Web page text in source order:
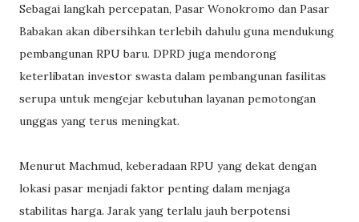
Sebagai langkah percepatan, Pasar Wonokromo dan Pasar
Babakan akan dibersihkan terlebih dahulu guna mendukung
pembangunan RPU baru. DPRD juga mendorong
keterlibatan investor swasta dalam pembangunan fasilitas
serupa untuk mengejar kebutuhan layanan pemotongan
unggas yang terus meningkat.
Menurut Machmud, keberadaan RPU yang dekat dengan
lokasi pasar menjadi faktor penting dalam menjaga
stabilitas harga. Jarak yang terlalu jauh berpotensi